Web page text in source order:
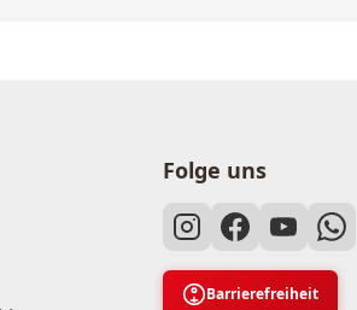
Folge uns
Barrierefreiheit